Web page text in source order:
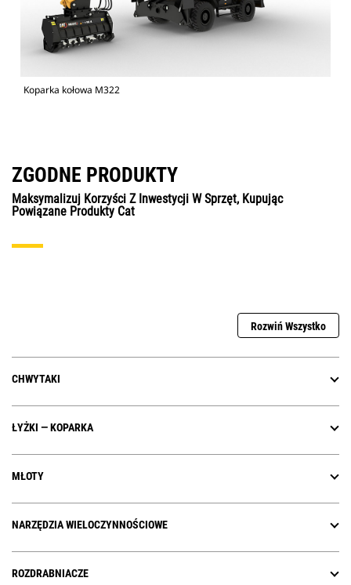
Koparka kołowa M322
ZGODNE PRODUKTY
Maksymalizuj Korzyści Z Inwestycji W Sprzęt, Kupując
Powiązane Produkty Cat
Rozwiń Wszystko
CHWYTAKI
ŁYŻKI — KOPARKA
MŁOTY
NARZĘDZIA WIELOCZYNNOŚCIOWE
ROZDRABNIACZE